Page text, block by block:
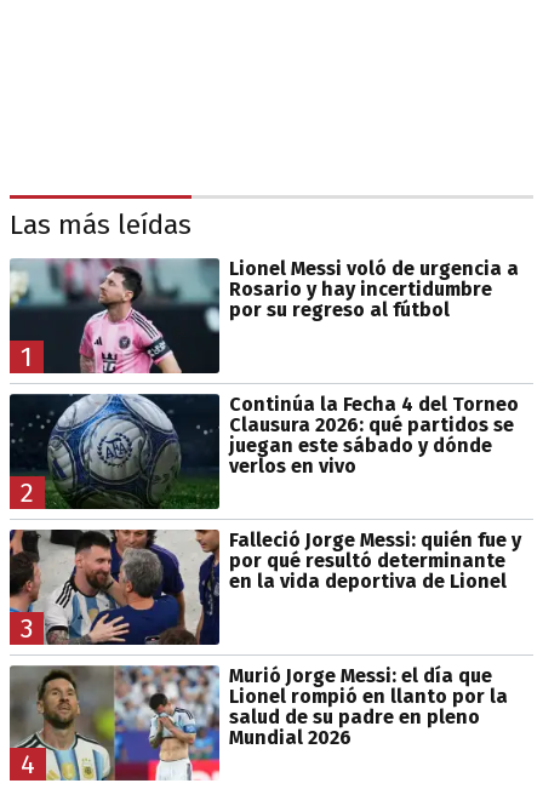
Las más leídas
1
Lionel Messi voló de urgencia a
Rosario y hay incertidumbre
por su regreso al fútbol
2
Continúa la Fecha 4 del Torneo
Clausura 2026: qué partidos se
juegan este sábado y dónde
verlos en vivo
3
Falleció Jorge Messi: quién fue y
por qué resultó determinante
en la vida deportiva de Lionel
4
Murió Jorge Messi: el día que
Lionel rompió en llanto por la
salud de su padre en pleno
Mundial 2026